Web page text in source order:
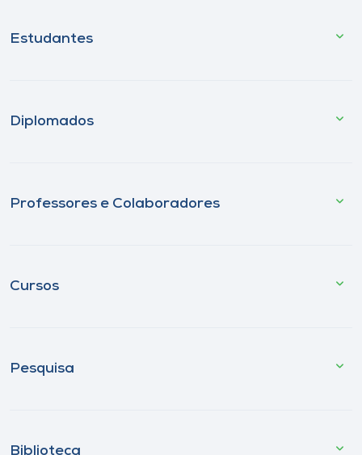
Estudantes
Diplomados
Professores e Colaboradores
Cursos
Pesquisa
Biblioteca